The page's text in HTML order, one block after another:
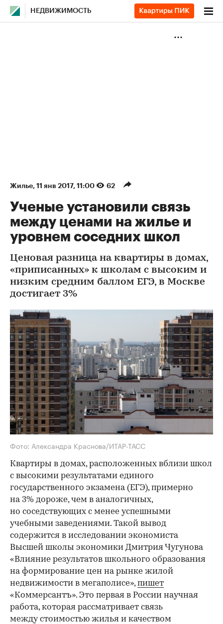
НЕДВИЖИМОСТЬ
Жилье⁠, 11 янв 2017, 11:00 62
Ученые установили связь
между ценами на жилье и
уровнем соседних школ
Ценовая разница на квартиры в домах,
«приписанных» к школам с высоким и
низким средним баллом ЕГЭ, в Москве
достигает 3%
Фото: Александра Краснова/ИТАР-ТАСС
Квартиры в домах, расположенных вблизи школ
с высокими результатами единого
государственного экзамена (ЕГЭ), примерно
на 3% дороже, чем в аналогичных,
но соседствующих с менее успешными
учебными заведениями. Такой вывод
содержится в исследовании экономиста
Высшей школы экономики Дмитрия Чугунова
«Влияние результатов школьного образования
на формирование цен на рынке жилой
недвижимости в мегаполисе»,пишет
«Коммерсантъ». Это первая в России научная
работа, которая рассматривает связь
между стоимостью жилья и качеством